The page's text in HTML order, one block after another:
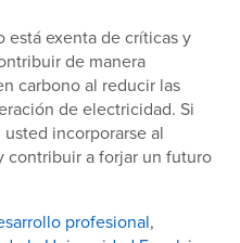
exenta de críticas y
de manera
carbono al reducir las
de electricidad. Si
usted incorporarse al
contribuir a forjar un futuro
profesional,